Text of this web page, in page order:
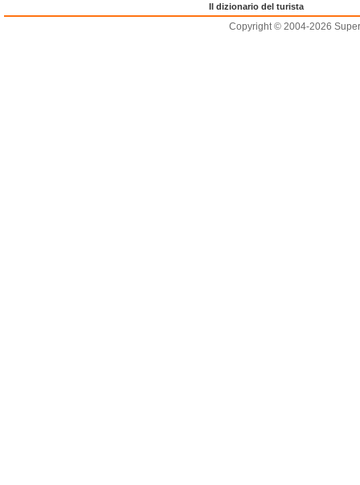
Il dizionario del turista
Copyright © 2004-2026